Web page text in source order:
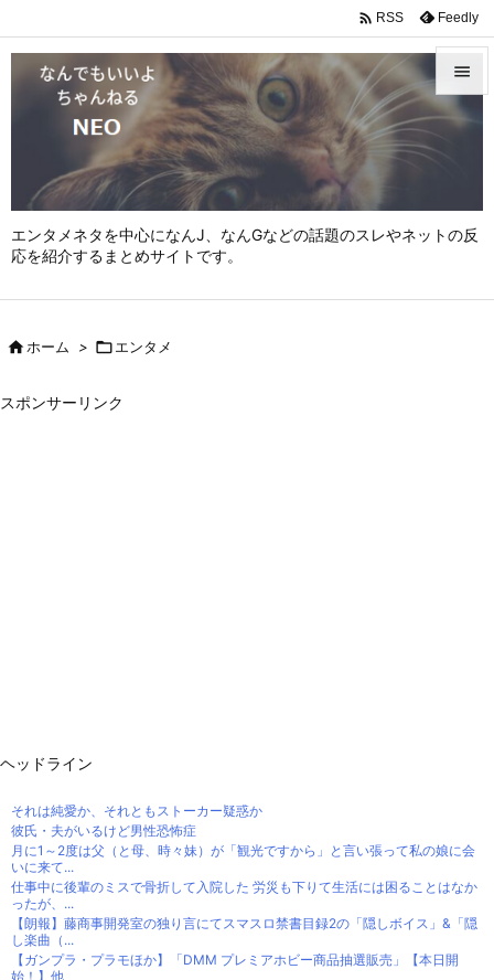
エンタメネタを中心になんJ、なんGなどの話題のスレやネットの反
応を紹介するまとめサイトです。



 RSS Feedly
ホーム > エンタメ
スポンサーリンク
ヘッドライン
それは純愛か、それともストーカー疑惑か
彼氏・夫がいるけど男性恐怖症
月に1～2度は父（と母、時々妹）が「観光ですから」と言い張って私の娘に会
いに来て...
仕事中に後輩のミスで骨折して入院した 労災も下りて生活には困ることはなか
ったが、...
【朗報】藤商事開発室の独り言にてスマスロ禁書目録2の「隠しボイス」&「隠
し楽曲（...
【ガンプラ・プラモほか】「DMM プレミアホビー商品抽選販売」【本日開
始！】他